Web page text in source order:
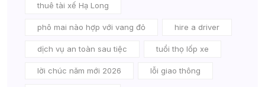
thuê tài xế Hạ Long
phô mai nào hợp với vang đỏ hire a driver
dịch vụ an toàn sau tiệc tuổi thọ lốp xe
lời chúc năm mới 2026 lỗi giao thông